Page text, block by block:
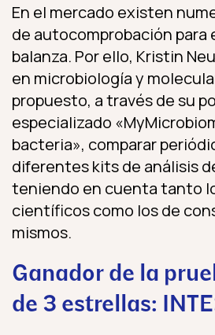
En el mercado existen
de autocomprobación para
balanza. Por ello, Kristin
en microbiología y
propuesto, a través de su
especializado
bacteria», comparar
diferentes kits de análisis
teniendo en cuenta tanto
científicos como los de
mismos.
Ganador de la
de 3 estrellas: